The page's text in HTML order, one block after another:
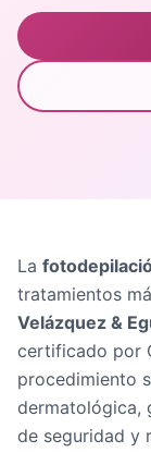
La
tratamientos
Velázquez &
certificado por
procedimiento
dermatológica,
de seguridad y